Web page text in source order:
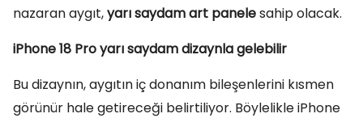
nazaran aygıt,yarı saydam art panelesahip olacak.
iPhone 18 Pro yarı saydam dizaynla gelebilir
Bu dizaynın, aygıtın iç donanım bileşenlerini kısmen
görünür hale getireceği belirtiliyor. Böylelikle iPhone